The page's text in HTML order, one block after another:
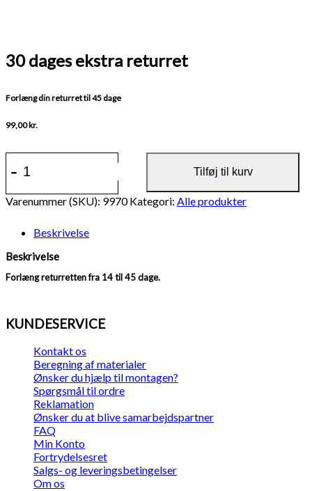
30 dages ekstra returret
99,00kr.
Forlæng din returret til 45 dage
- dages
returret
+
Tilføj til kurv
Varenummer (SKU): 9970 Kategori: Alle produkter
Beskrivelse
Beskrivelse
Forlæng returretten fra 14 til 45 dage.
KUNDESERVICE
Kontakt os
Beregning af materialer
Ønsker du hjælp til montagen?
Spørgsmål til ordre
Reklamation
Ønsker du at blive samarbejdspartner
FAQ
Min Konto
Fortrydelsesret
Salgs- og leveringsbetingelser
Om os